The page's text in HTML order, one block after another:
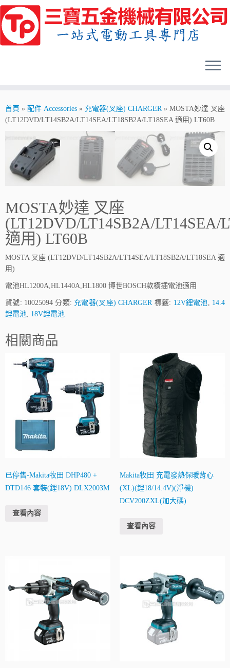
Skip
to
content
首頁 » 配件 Accessories » 充電器(叉座) CHARGER » MOSTA妙達 叉座
(LT12DVD/LT14SB2A/LT14SEA/LT18SB2A/LT18SEA 適用) LT60B
MOSTA妙達 叉座
(LT12DVD/LT14SB2A/LT14SEA/
適用) LT60B
MOSTA 叉座 (LT12DVD/LT14SB2A/LT14SEA/LT18SB2A/LT18SEA 適
用)
電池HL1200A,HL1440A,HL1800 博世BOSCH款橫插電池適用
貨號: 10025094 分類: 充電器(叉座) CHARGER 標籤: 12V鋰電池
14.4
鋰電池
18V鋰電池
相關商品
已停售-Makita牧田 DHP480 +
DTD146 套裝(鋰18V) DLX2003M
查看內容
Makita牧田 充電發熱保暖背心
(XL)(鋰18/14.4V)(淨機)
DCV200ZXL(加大碼)
查看內容